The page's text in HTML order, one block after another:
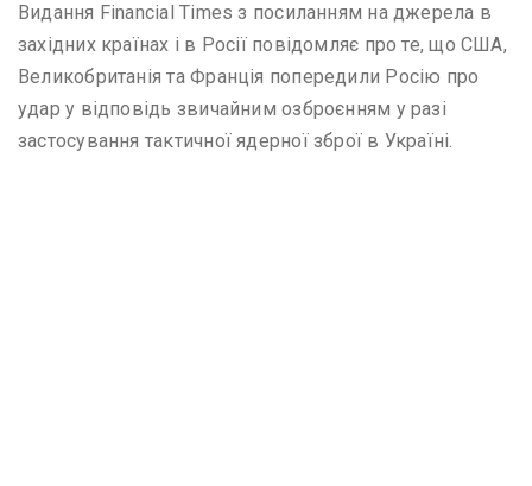
Видання Financial Times з посиланням на джерела в
західних країнах і в Росії повідомляє про те, що США,
Великобританія та Франція попередили Росію про
удар у відповідь звичайним озброєнням у разі
застосування тактичної ядерної зброї в Україні.